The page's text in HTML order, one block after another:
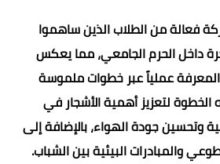
فعالة من الطلاب الذين ساهموا
داخل الحرم الجامعي، مما يعكس
المعرفة عملياً عبر خطوات ملموسة
الخطوة لتعزيز أهمية الأشجار في
وتحسين جودة الهواء، بالإضافة إلى
والمبادرات البيئية بين الشباب.